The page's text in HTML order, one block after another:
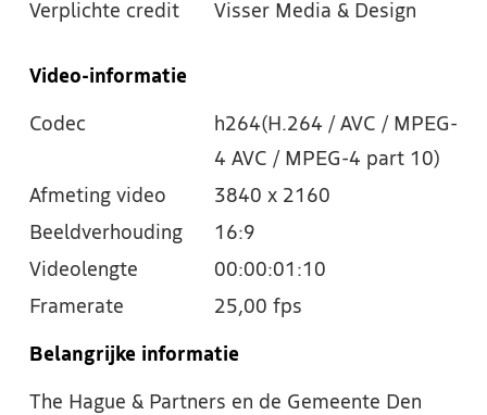
Verplichte credit
Visser Media & Design
Video-informatie
Codec
h264(H.264 / AVC / MPEG-
4 AVC / MPEG-4 part 10)
Afmeting video
3840 x 2160
Beeldverhouding
16:9
Videolengte
00:00:01:10
Framerate
25,00 fps
Belangrijke informatie
The Hague & Partners en de Gemeente Den